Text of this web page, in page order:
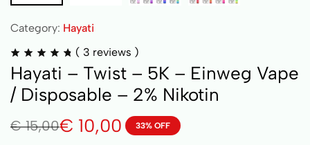
Category: Hayati
( 3 reviews )
Hayati – Twist – 5K – Einweg Vape
/ Disposable – 2% Nikotin
€15,00€ 10,00 33% OFF